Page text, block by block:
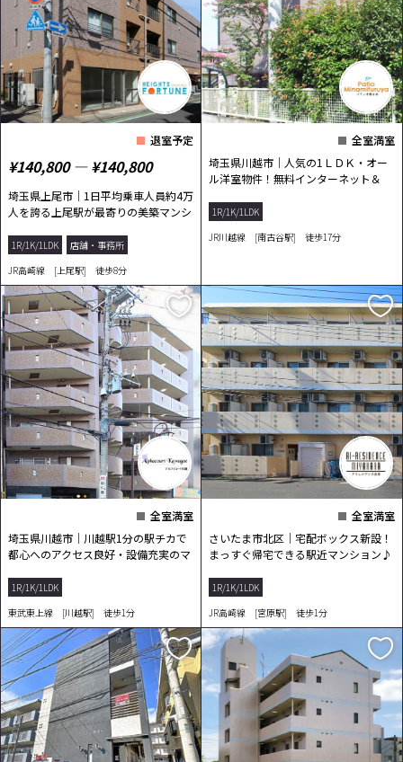
退室予定
¥140,800 ― ¥140,800
埼玉県上尾市｜1日平均乗車人員約4万
人を誇る上尾駅が最寄りの美築マンシ
1R/1K/1LDK
店舗・事務所
JR高崎線 [上尾駅] 徒歩8分
全室満室
埼玉県川越市｜人気の1ＬＤＫ・オー
ル洋室物件！無料インターネット＆
1R/1K/1LDK
JR川越線 [南古谷駅] 徒歩17分
全室満室
埼玉県川越市｜川越駅1分の駅チカで
都心へのアクセス良好・設備充実のマ
1R/1K/1LDK
東武東上線 [川越駅] 徒歩1分
全室満室
さいたま市北区｜宅配ボックス新設！
まっすぐ帰宅できる駅近マンション♪
1R/1K/1LDK
JR高崎線 [宮原駅] 徒歩1分